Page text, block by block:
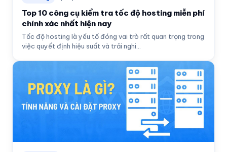
Top 10 công cụ kiểm tra tốc độ hosting miễn phí
chính xác nhất hiện nay
Tốc độ hosting là yếu tố đóng vai trò rất quan trọng trong
việc quyết định hiệu suất và trải nghi...